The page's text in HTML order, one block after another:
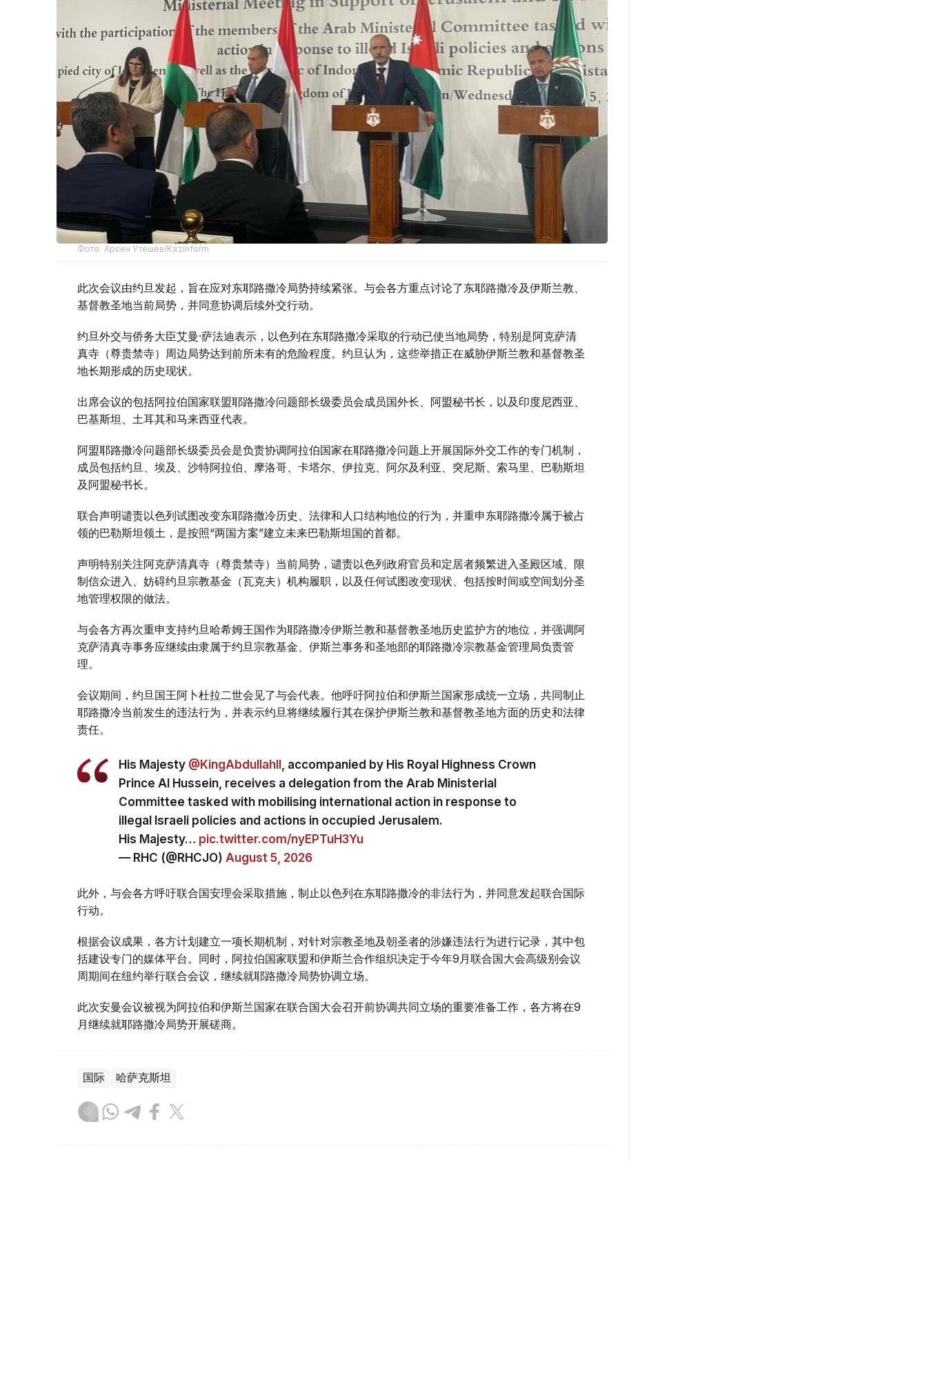
Фото: Арсен Утешев/Kazinform
此次会议由约旦发起，旨在应对东耶路撒冷局势持续紧张。与会各方重点讨论了东耶路撒冷及伊斯兰教、
基督教圣地当前局势，并同意协调后续外交行动。
约旦外交与侨务大臣艾曼·萨法迪表示，以色列在东耶路撒冷采取的行动已使当地局势，特别是阿克萨清
真寺（尊贵禁寺）周边局势达到前所未有的危险程度。约旦认为，这些举措正在威胁伊斯兰教和基督教圣
地长期形成的历史现状。
出席会议的包括阿拉伯国家联盟耶路撒冷问题部长级委员会成员国外长、阿盟秘书长，以及印度尼西亚、
巴基斯坦、土耳其和马来西亚代表。
阿盟耶路撒冷问题部长级委员会是负责协调阿拉伯国家在耶路撒冷问题上开展国际外交工作的专门机制，
成员包括约旦、埃及、沙特阿拉伯、摩洛哥、卡塔尔、伊拉克、阿尔及利亚、突尼斯、索马里、巴勒斯坦
及阿盟秘书长。
联合声明谴责以色列试图改变东耶路撒冷历史、法律和人口结构地位的行为，并重申东耶路撒冷属于被占
领的巴勒斯坦领土，是按照“两国方案”建立未来巴勒斯坦国的首都。
声明特别关注阿克萨清真寺（尊贵禁寺）当前局势，谴责以色列政府官员和定居者频繁进入圣殿区域、限
制信众进入、妨碍约旦宗教基金（瓦克夫）机构履职，以及任何试图改变现状、包括按时间或空间划分圣
地管理权限的做法。
与会各方再次重申支持约旦哈希姆王国作为耶路撒冷伊斯兰教和基督教圣地历史监护方的地位，并强调阿
克萨清真寺事务应继续由隶属于约旦宗教基金、伊斯兰事务和圣地部的耶路撒冷宗教基金管理局负责管
理。
会议期间，约旦国王阿卜杜拉二世会见了与会代表。他呼吁阿拉伯和伊斯兰国家形成统一立场，共同制止
耶路撒冷当前发生的违法行为，并表示约旦将继续履行其在保护伊斯兰教和基督教圣地方面的历史和法律
责任。
His Majesty @KingAbdullahII , accompanied by His Royal Highness Crown
Prince Al Hussein, receives a delegation from the Arab Ministerial
Committee tasked with mobilising international action in response to
illegal Israeli policies and actions in occupied Jerusalem.
His Majesty… pic.twitter.com/nyEPTuH3Yu
— RHC (@RHCJO) August 5, 2026
此外，与会各方呼吁联合国安理会采取措施，制止以色列在东耶路撒冷的非法行为，并同意发起联合国际
行动。
根据会议成果，各方计划建立一项长期机制，对针对宗教圣地及朝圣者的涉嫌违法行为进行记录，其中包
括建设专门的媒体平台。同时，阿拉伯国家联盟和伊斯兰合作组织决定于今年9月联合国大会高级别会议
周期间在纽约举行联合会议，继续就耶路撒冷局势协调立场。
此次安曼会议被视为阿拉伯和伊斯兰国家在联合国大会召开前协调共同立场的重要准备工作，各方将在9
月继续就耶路撒冷局势开展磋商。
国际 哈萨克斯坦